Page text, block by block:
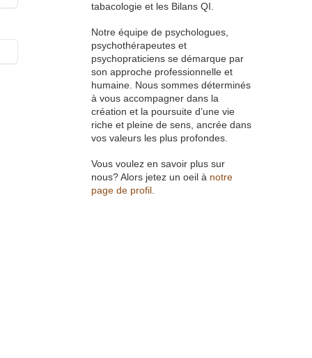
tabacologie et les Bilans QI.
Notre équipe de psychologues,
psychothérapeutes et
psychopraticiens se démarque par
son approche professionnelle et
humaine. Nous sommes déterminés
à vous accompagner dans la
création et la poursuite d’une vie
riche et pleine de sens, ancrée dans
vos valeurs les plus profondes.
Vous voulez en savoir plus sur
nous? Alors jetez un oeil à notre
page de profil